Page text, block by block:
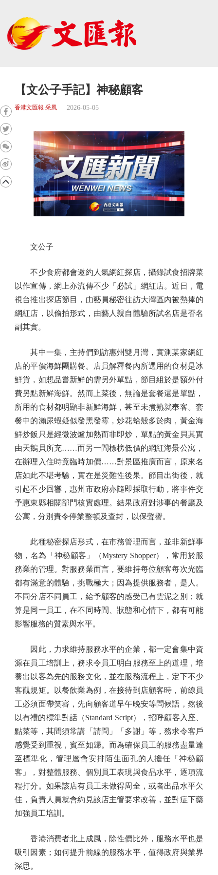
【文公子手記】神秘顧客
香港文匯報 采風 2026-05-05
文公子
不少食府都會邀約人氣網紅探店，攝錄試食招牌菜
以作宣傳，網上亦流傳不少「必試」網紅店。近日，電
視台推出探店節目，由藝員秘密往訪大灣區內被熱捧的
網紅店，以偷拍形式，由藝人親自體驗所試名店是否名
副其實。
其中一集，主持們到訪惠州雙月灣，實測某家網紅
店的平價海鮮團購餐。店員解釋餐內所選用的食材是冰
鮮貨，如想品嘗新鮮的需另外單點，節目組於是額外付
費另點新鮮海鮮。然而上菜後，無論是套餐還是單點，
所用的食材都明顯非新鮮海鮮，甚至未煮熟就奉客。套
餐中的瀨尿蝦疑似發黑發霉，炒花蛤殼多於肉，黃金海
鮮炒飯只是經微波爐加熱而非即炒，單點的黃金貝其實
由天鵝貝所充……而另一間標榜低價的網紅海景公寓，
在辦理入住時竟臨時加價……對景區推廣而言，原來名
店如此不堪考驗，實在是災難性後果。節目出街後，就
引起不少回響，惠州市政府亦隨即採取行動，將事件交
予惠東縣相關部門核實處理。結果政府對涉事的餐廳及
公寓，分別責令停業整頓及查封，以保聲譽。
此種秘密探店形式，在市務管理而言，並非新鮮事
物，名為「神秘顧客」（Mystery Shopper），常用於服
務業的管理。對服務業而言，要維持每位顧客每次光臨
都有滿意的體驗，挑戰極大；因為提供服務者，是人。
不同分店不同員工，給予顧客的感受已有雲泥之別；就
算是同一員工，在不同時間、狀態和心情下，都有可能
影響服務的質素與水平。
因此，力求維持服務水平的企業，都一定會集中資
源在員工培訓上，務求令員工明白服務至上的道理，培
養出以客為先的服務文化，並在服務流程上，定下不少
客觀規矩。以餐飲業為例，在接待到店顧客時，前線員
工必須面帶笑容，先向顧客道早午晚安等問候語，然後
以有禮的標準對話（Standard Script），招呼顧客入座、
點菜等，其間須常講「請問」「多謝」等，務求令客戶
感覺受到重視，賓至如歸。而為確保員工的服務盡量達
至標準化，管理層會安排陌生面孔的人擔任「神秘顧
客」，對整體服務、個別員工表現與食品水平，逐項流
程打分。如果該店有員工未做得周全，或者出品水平欠
佳，負責人員就會約見該店主管要求改善，並對症下藥
加強員工培訓。
香港消費者北上成風，除性價比外，服務水平也是
吸引因素；如何提升前線的服務水平，值得政府與業界
深思。